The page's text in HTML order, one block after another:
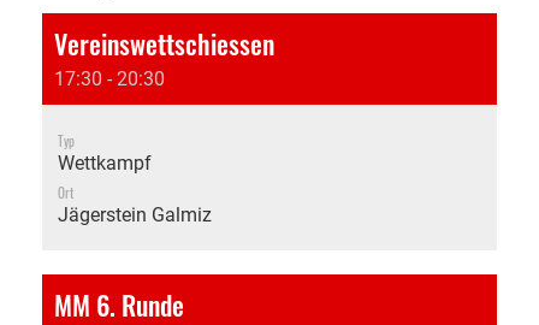
Vereinswettschiessen
17:30 - 20:30
Typ
Wettkampf
Ort
Jägerstein Galmiz
MM 6. Runde